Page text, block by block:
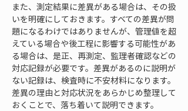
また、測定結果に差異がある場合は、その扱
いを明確にしておきます。すべての差異が問
題になるわけではありませんが、管理値を超
えている場合や後工程に影響する可能性があ
る場合は、是正、再測定、監理者確認などの
対応記録が必要です。差異があるのに説明が
ない記録は、検査時に不安材料になります。
差異の理由と対応状況をあらかじめ整理して
おくことで、落ち着いて説明できます。